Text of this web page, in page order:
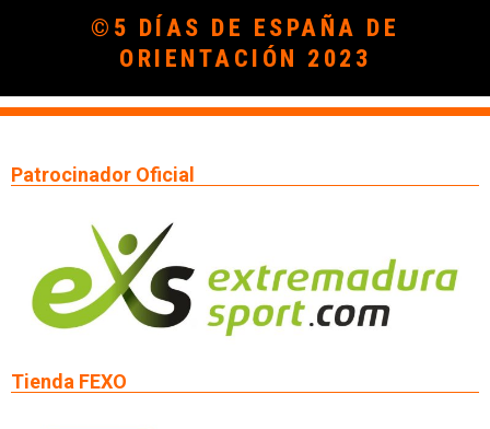
©5 DÍAS DE ESPAÑA DE
ORIENTACIÓN 2023
Patrocinador Oficial
Tienda FEXO